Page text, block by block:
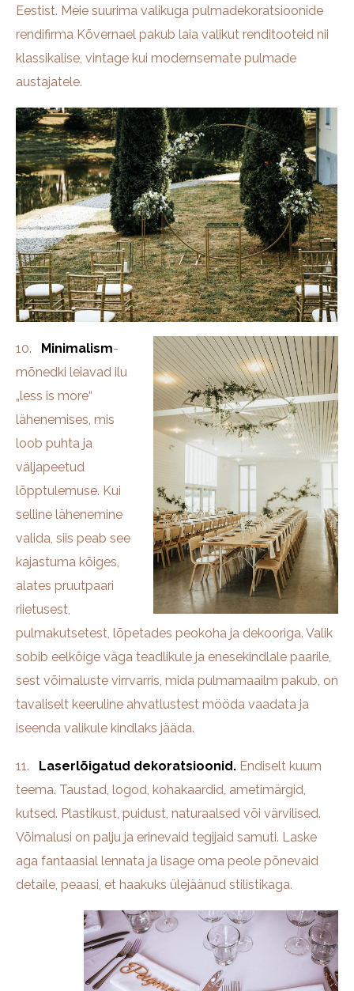
Eestist. Meie suurima valikuga pulmadekoratsioonide
rendifirma Kõvernael pakub laia valikut renditooteid nii
klassikalise, vintage kui modernsemate pulmade
austajatele.
10. Minimalism-
mõnedki leiavad ilu
„less is more“
lähenemises, mis
loob puhta ja
väljapeetud
lõpptulemuse. Kui
selline lähenemine
valida, siis peab see
kajastuma kõiges,
alates pruutpaari
riietusest,
pulmakutsetest, lõpetades peokoha ja dekooriga. Valik
sobib eelkõige väga teadlikule ja enesekindlale paarile,
sest võimaluste virrvarris, mida pulmamaailm pakub, on
tavaliselt keeruline ahvatlustest mööda vaadata ja
iseenda valikule kindlaks jääda.
11. Laserlõigatud dekoratsioonid. Endiselt kuum
teema. Taustad, logod, kohakaardid, ametimärgid,
kutsed. Plastikust, puidust, naturaalsed või värvilised.
Võimalusi on palju ja erinevaid tegijaid samuti. Laske
aga fantaasial lennata ja lisage oma peole põnevaid
detaile, peaasi, et haakuks ülejäänud stilistikaga.